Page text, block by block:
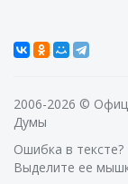
2006-2026 ©
Думы
Ошибка в тексте?
Выделите ее